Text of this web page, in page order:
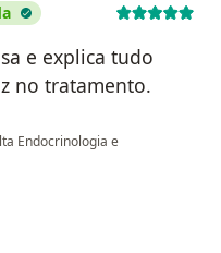
e explica tudo
no tratamento.
Endocrinologia e